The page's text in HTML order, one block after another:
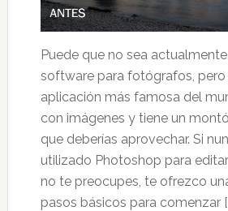
Puede que no sea
software para fotógrafos, pero
aplicación más famosa del
con imágenes y tiene un
que deberías aprovechar. Si
utilizado Photoshop para
no te preocupes, te ofrezco
pasos básicos para comenzar